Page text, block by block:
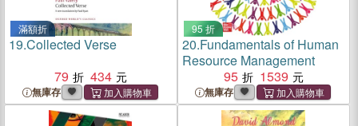
滿額折
19.Collected Verse
79
434
無庫存
95 折
20.Fundamentals of Human
Resource Management
95
1539
無庫存